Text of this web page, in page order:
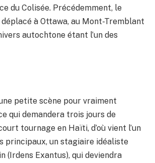
du Colisée. Précédemment, le
à Ottawa, au Mont-Tremblant
autochtone étant l’un des
petite scène pour vraiment
qui demandera trois jours de
tournage en Haïti, d’où vient l’un
principaux, un stagiaire idéaliste
(Irdens Exantus), qui deviendra